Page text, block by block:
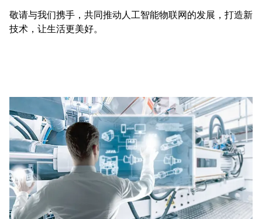
敬请与我们携手，共同推动人工智能物联网的发展，打造新
技术，让生活更美好。